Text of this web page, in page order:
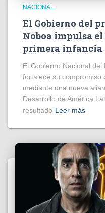
NACIONAL
El Gobierno del
Noboa impulsa
primera infancia
El Gobierno Nacional
fortalece su compromiso
mediante una nueva
Desarrollo de América
resultado Leer más